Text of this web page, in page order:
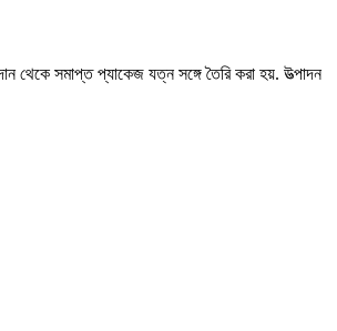
সমাপ্ত প্যাকেজ যত্ন সঙ্গে তৈরি করা হয়. উত্পাদন